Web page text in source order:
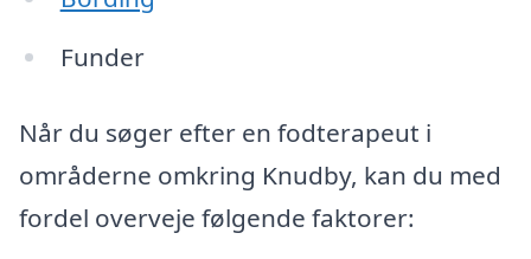
Funder
Når du søger efter en fodterapeut i
områderne omkring Knudby, kan du med
fordel overveje følgende faktorer: